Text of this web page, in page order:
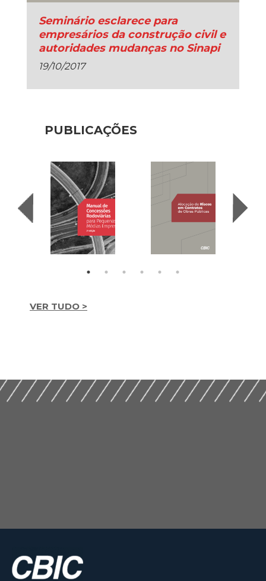
Seminário esclarece para
empresários da construção civil e
autoridades mudanças no Sinapi
19/10/2017
PUBLICAÇÕES
VER TUDO >